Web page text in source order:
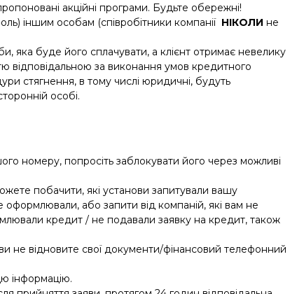
акційні програми. Будьте обережні!
іншим особам (співробітники компанії НІКОЛИ не
яка буде його сплачувати, а клієнт отримає невелику
відповідальною за виконання умов кредитного
стягнення, в тому числі юридичні, будуть
особі.
номеру, попросіть заблокувати його через можливі
побачити, які установи запитували вашу
оформлювали, або запити від компаній, які вам не
кредит / не подавали заявку на кредит, також
не відновите свої документи/фінансовий телефонний
інформацію.